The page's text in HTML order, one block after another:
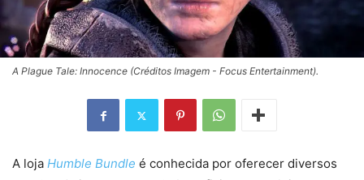
A Plague Tale: Innocence (Créditos Imagem - Focus Entertainment).
A loja Humble Bundle é conhecida por oferecer diversos